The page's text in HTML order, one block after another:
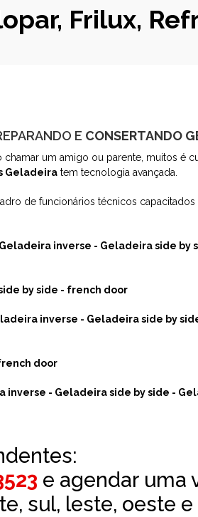
Frilux,
E CONSERTANDO
um amigo ou parente, muitos é
Geladeira tem tecnologia avançada.
de funcionários técnicos capacitados
inverse - Geladeira side by
by side - french door
inverse - Geladeira side by
door
inverse - Geladeira side by side -
e agendar uma
sul, leste, oeste